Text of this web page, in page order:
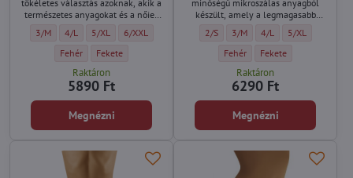
tökéletes választás azoknak, akik a
természetes anyagokat és a nőies
Csipkés pamut női alsó eco-ZI Wolbar - Méret:
3/M Csipkés pamut női alsó eco-ZI Wolbar - Méret:
4/L Csipkés pamut női alsó eco-ZI Wolbar - Méret:
5/XL Csipkés pamut női alsó eco-ZI Wolbar - Méret:
6/XXL
Csipkés pamut női alsó eco-ZI Wolbar - Szín:
Fehér Csipkés pamut női alsó eco-ZI Wolbar - Szín:
Fekete
Raktáron
5890 Ft
Megnézni
minőségű mikroszálas anyagból
készült, amely a legmagasabb
Luxus csipkebugyi BAHA Wolbar -
2/S Luxus csipkebugyi BAHA
3/M Luxus csipkebugyi
4/L Luxus
5/XL
Luxus csipkebugyi BAHA Wolbar
Fehér Luxus csipkebugyi
Fekete
Raktáron
6290 Ft
Megnézni